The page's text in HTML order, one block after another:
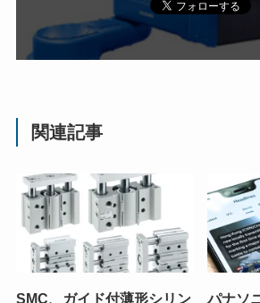
関連記事
SMC、ガイド付薄形シリン パナソ